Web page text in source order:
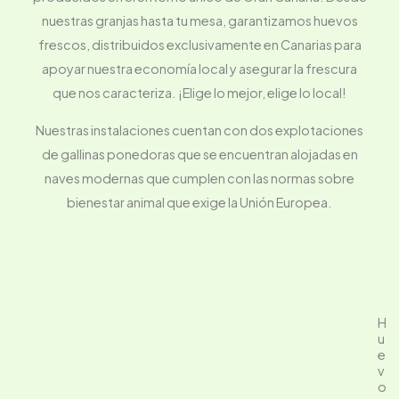
nuestras granjas hasta tu mesa, garantizamos huevos
frescos, distribuidos exclusivamente en Canarias para
apoyar nuestra economía local y asegurar la frescura
que nos caracteriza. ¡Elige lo mejor, elige lo local!
Nuestras instalaciones cuentan con dos explotaciones
de gallinas ponedoras que se encuentran alojadas en
naves modernas que cumplen con las normas sobre
bienestar animal que exige la Unión Europea.
H
u
e
v
o